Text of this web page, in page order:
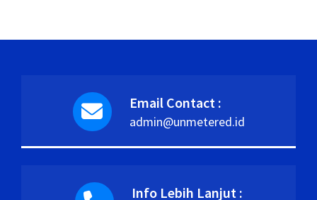
Email Contact :
admin@unmetered.id
Info Lebih Lanjut :